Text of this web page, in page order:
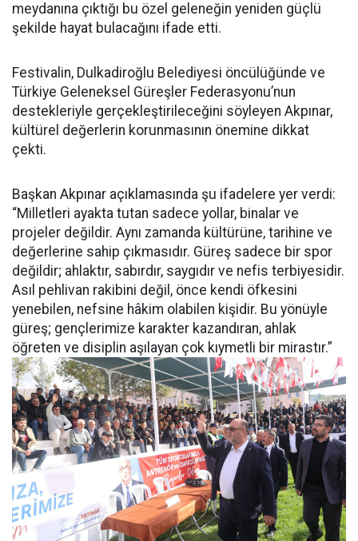
meydanına çıktığı bu özel geleneğin yeniden güçlü
şekilde hayat bulacağını ifade etti.
Festivalin, Dulkadiroğlu Belediyesi öncülüğünde ve
Türkiye Geleneksel Güreşler Federasyonu’nun
destekleriyle gerçekleştirileceğini söyleyen Akpınar,
kültürel değerlerin korunmasının önemine dikkat
çekti.
Başkan Akpınar açıklamasında şu ifadelere yer verdi:
“Milletleri ayakta tutan sadece yollar, binalar ve
projeler değildir. Aynı zamanda kültürüne, tarihine ve
değerlerine sahip çıkmasıdır. Güreş sadece bir spor
değildir; ahlaktır, sabırdır, saygıdır ve nefis terbiyesidir.
Asıl pehlivan rakibini değil, önce kendi öfkesini
yenebilen, nefsine hâkim olabilen kişidir. Bu yönüyle
güreş; gençlerimize karakter kazandıran, ahlak
öğreten ve disiplin aşılayan çok kıymetli bir mirastır.”